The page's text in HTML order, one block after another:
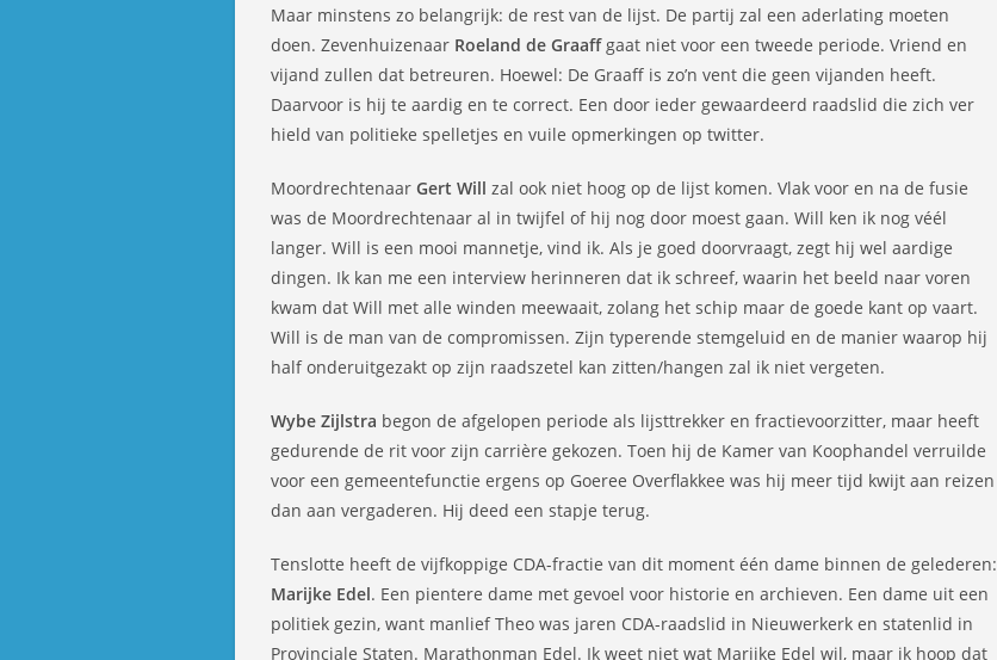
Maar minstens zo belangrijk: de rest van de lijst. De partij zal een aderlating moeten
doen. Zevenhuizenaar Roeland de Graaffgaat niet voor een tweede periode. Vriend en
vijand zullen dat betreuren. Hoewel: De Graaff is zo’n vent die geen vijanden heeft.
Daarvoor is hij te aardig en te correct. Een door ieder gewaardeerd raadslid die zich ver
hield van politieke spelletjes en vuile opmerkingen op twitter.
Moordrechtenaar Gert Will zal ook niet hoog op de lijst komen. Vlak voor en na de fusie
was de Moordrechtenaar al in twijfel of hij nog door moest gaan. Will ken ik nog véél
langer. Will is een mooi mannetje, vind ik. Als je goed doorvraagt, zegt hij wel aardige
dingen. Ik kan me een interview herinneren dat ik schreef, waarin het beeld naar voren
kwam dat Will met alle winden meewaait, zolang het schip maar de goede kant op vaart.
Will is de man van de compromissen. Zijn typerende stemgeluid en de manier waarop hij
half onderuitgezakt op zijn raadszetel kan zitten/hangen zal ik niet vergeten.
Wybe Zijlstra begon de afgelopen periode als lijsttrekker en fractievoorzitter, maar heeft
gedurende de rit voor zijn carrière gekozen. Toen hij de Kamer van Koophandel verruilde
voor een gemeentefunctie ergens op Goeree Overflakkee was hij meer tijd kwijt aan reizen
dan aan vergaderen. Hij deed een stapje terug.
Tenslotte heeft de vijfkoppige CDA-fractie van dit moment één dame binnen de gelederen:
Marijke Edel. Een pientere dame met gevoel voor historie en archieven. Een dame uit een
politiek gezin, want manlief Theo was jaren CDA-raadslid in Nieuwerkerk en statenlid in
Provinciale Staten. Marathonman Edel. Ik weet niet wat Marijke Edel wil, maar ik hoop dat